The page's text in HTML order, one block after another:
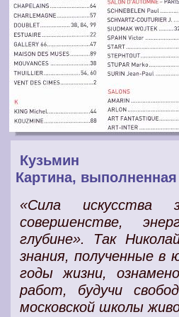
Кузьмин
Картина,
«Сила искусства
совершенстве,
глубине». Так
знания, полученные в
годы жизни,
работ, будучи
московской школы